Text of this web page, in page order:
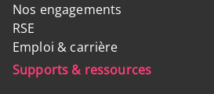
Nos engagements
RSE
Emploi & carrière
Supports & ressources